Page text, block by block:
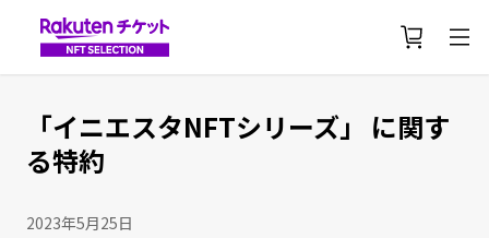
「イニエスタNFTシリーズ」 に関す
る特約
2023年5月25日